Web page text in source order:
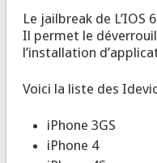
Le jailbreak de
Il permet le
l’installation
Voici la liste des
iPhone 3GS
iPhone 4